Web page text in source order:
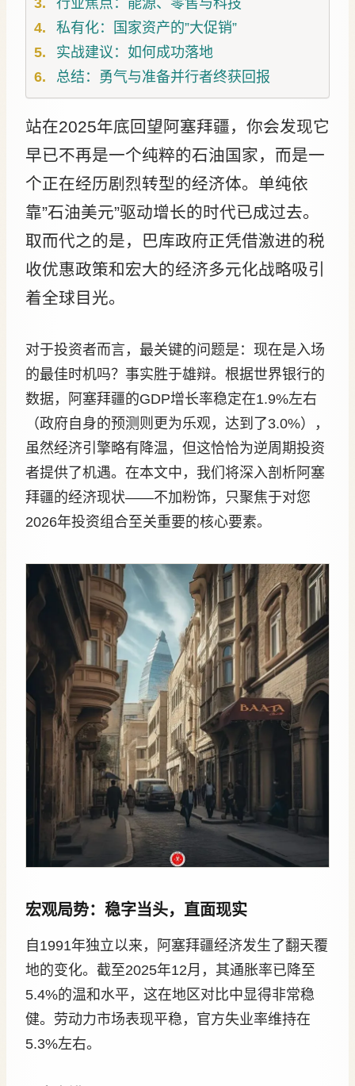
私有化：国家资产的”大促销”
实战建议：如何成功落地
总结：勇气与准备并行者终获回报
站在2025年底回望阿塞拜疆，你会发现它
早已不再是一个纯粹的石油国家，而是一
个正在经历剧烈转型的经济体。单纯依
靠”石油美元”驱动增长的时代已成过去。
取而代之的是，巴库政府正凭借激进的税
收优惠政策和宏大的经济多元化战略吸引
着全球目光。
对于投资者而言，最关键的问题是：现在是入场
的最佳时机吗？事实胜于雄辩。根据世界银行的
数据，阿塞拜疆的GDP增长率稳定在1.9%左右
（政府自身的预测则更为乐观，达到了3.0%），
虽然经济引擎略有降温，但这恰恰为逆周期投资
者提供了机遇。在本文中，我们将深入剖析阿塞
拜疆的经济现状——不加粉饰，只聚焦于对您
2026年投资组合至关重要的核心要素。
宏观局势：稳字当头，直面现实
自1991年独立以来，阿塞拜疆经济发生了翻天覆
地的变化。截至2025年12月，其通胀率已降至
5.4%的温和水平，这在地区对比中显得非常稳
健。劳动力市场表现平稳，官方失业率维持在
5.3%左右。